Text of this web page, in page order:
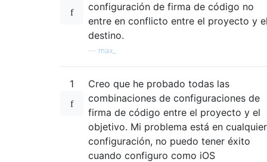
configuración de firma de código no
entre en conflicto entre el proyecto y
destino.
max_
1
Creo que he probado todas las
combinaciones de configuraciones de
firma de código entre el proyecto y el
objetivo. Mi problema está en cualquier
configuración, no puedo tener éxito
cuando configuro como iOS